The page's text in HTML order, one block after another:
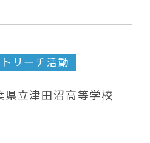
リーチ活動
県立津田沼高等学校